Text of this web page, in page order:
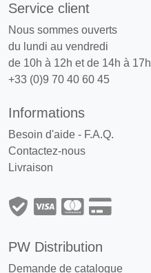
Service client
Nous sommes ouverts
du lundi au vendredi
de 10h à 12h et de 14h à 17h
+33 (0)9 70 40 60 45
Informations
Besoin d'aide - F.A.Q.
Contactez-nous
Livraison
PW Distribution
Demande de catalogue